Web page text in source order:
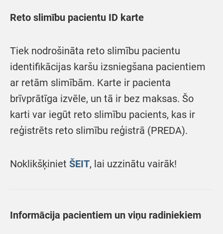
Reto slimību pacientu ID karte
Tiek nodrošināta reto slimību pacientu
identifikācijas karšu izsniegšana pacientiem
ar retām slimībām. Karte ir pacienta
brīvprātīga izvēle, un tā ir bez maksas. Šo
karti var iegūt reto slimību pacients, kas ir
reģistrēts reto slimību reģistrā (PREDA).
Noklikšķiniet ŠEIT, lai uzzinātu vairāk!
Informācija pacientiem un viņu radiniekiem